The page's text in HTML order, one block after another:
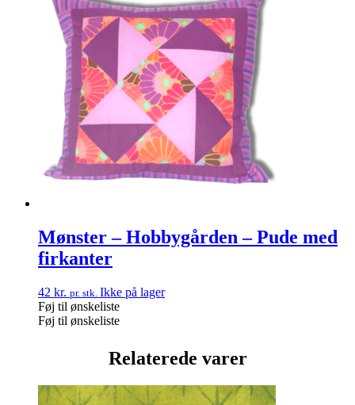
Mønster – Hobbygården – Pude med
firkanter
42 kr. pr. stk. Ikke på lager
Føj til ønskeliste
Føj til ønskeliste
Relaterede varer